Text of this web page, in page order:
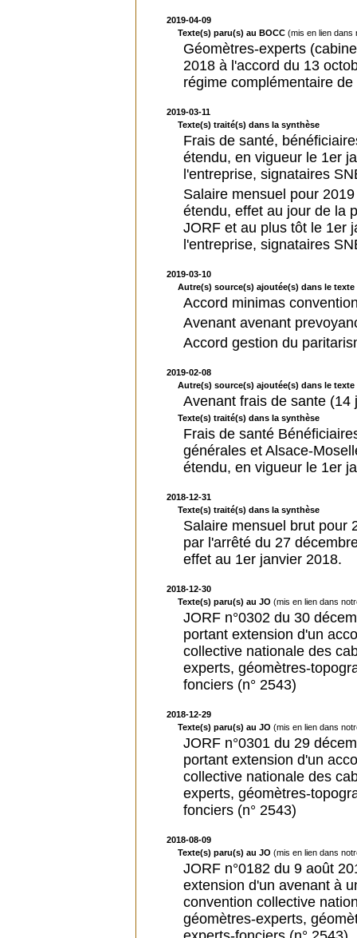
2019-04-09
Texte(s) paru(s) au BOCC (mis en lien dans
Géomètres-experts
2018 à l'accord du 13
régime complémentaire
2019-03-11
Texte(s) traité(s) dans la synthèse
Frais de santé,
étendu, en vigueur le 1er
l'entreprise, signataires
Salaire mensuel pour
étendu, effet au jour de la
JORF et au plus tôt le 1er
l'entreprise, signataires
2019-03-10
Autre(s) source(s) ajoutée(s) dans le
Accord minimas
Avenant avenant
Accord gestion du
2019-02-08
Autre(s) source(s) ajoutée(s) dans le
Avenant frais de sante (14
Texte(s) traité(s) dans la synthèse
Frais de santé
générales et Alsace-
étendu, en vigueur le 1er
2018-12-31
Texte(s) traité(s) dans la synthèse
Salaire mensuel brut pour
par l'arrêté du 27
effet au 1er janvier 2018.
2018-12-30
Texte(s) paru(s) au JO (mis en lien dans
JORF n°0302 du 30
portant extension d'un
collective nationale des
experts, géomètres-
fonciers (n° 2543)
2018-12-29
Texte(s) paru(s) au JO (mis en lien dans
JORF n°0301 du 29
portant extension d'un
collective nationale des
experts, géomètres-
fonciers (n° 2543)
2018-08-09
Texte(s) paru(s) au JO (mis en lien dans
JORF n°0182 du 9 août
extension d'un avenant à
convention collective
géomètres-experts,